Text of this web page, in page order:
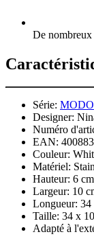
De
Série: MODO
Designer:
Numéro
EAN:
Couleur:
Matériel:
Hauteur: 6 cm
Largeur: 10
Longueur: 34
Taille: 34 x
Adapté à